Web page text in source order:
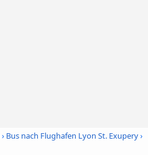
› Bus nach Flughafen Lyon St. Exupery›